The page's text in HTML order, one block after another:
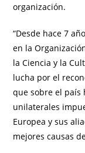
organización.
“Desde hace 7
en la
la Ciencia y la
lucha por el
que sobre el país
unilaterales
Europea y sus
mejores causas